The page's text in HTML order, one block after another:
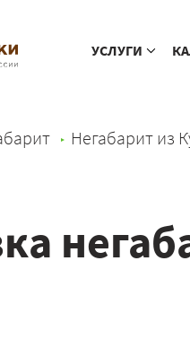
УСЛУГИ
Негабарит из